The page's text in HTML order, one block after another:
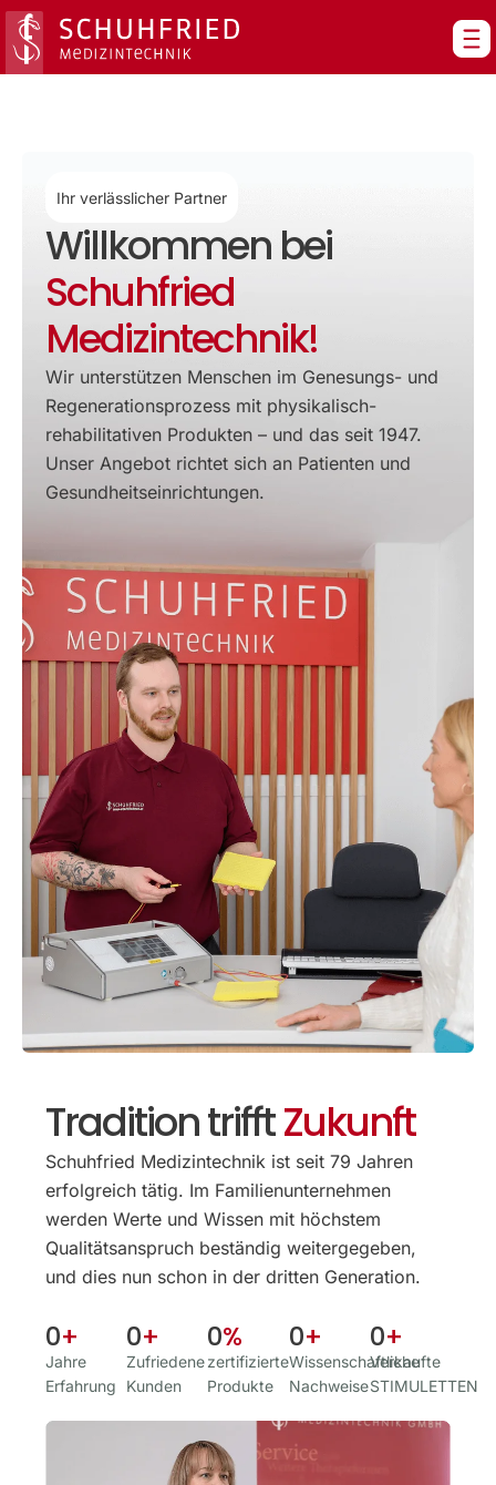
Zum
Inhalt
springen
Ihr verlässlicher Partner
Willkommen bei
Schuhfried
Medizintechnik!
Wir unterstützen Menschen im Genesungs- und
Regenerationsprozess mit physikalisch-
rehabilitativen Produkten – und das seit 1947.
Unser Angebot richtet sich an Patienten und
Gesundheitseinrichtungen.
Tradition trifftZukunft
Schuhfried Medizintechnik ist seit 79 Jahren
erfolgreich tätig. Im Familien­unternehmen
werden Werte und Wissen mit höchstem
Qualitäts­anspruch beständig weitergegeben,
und dies nun schon in der dritten Generation.
Jahre
Erfahrung
0+
Zufriedene
Kunden
0+
zertifizierte
Produkte
0%
Wissenschaftliche
Nachweise
0+
Verkaufte
STIMULETTEN
0+